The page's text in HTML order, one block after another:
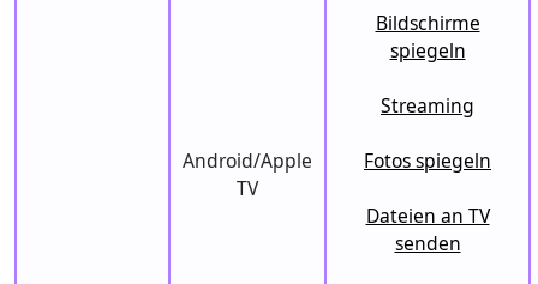
Android/Apple
TV
Bildschirme
spiegeln
Streaming
Fotos spiegeln
Dateien an TV
senden